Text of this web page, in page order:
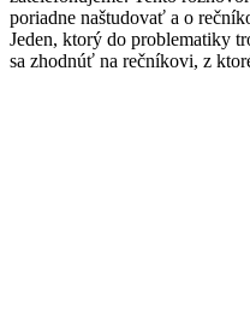
poriadne naštudovať a o
Jeden, ktorý do problematiky
sa zhodnúť na rečníkovi, z